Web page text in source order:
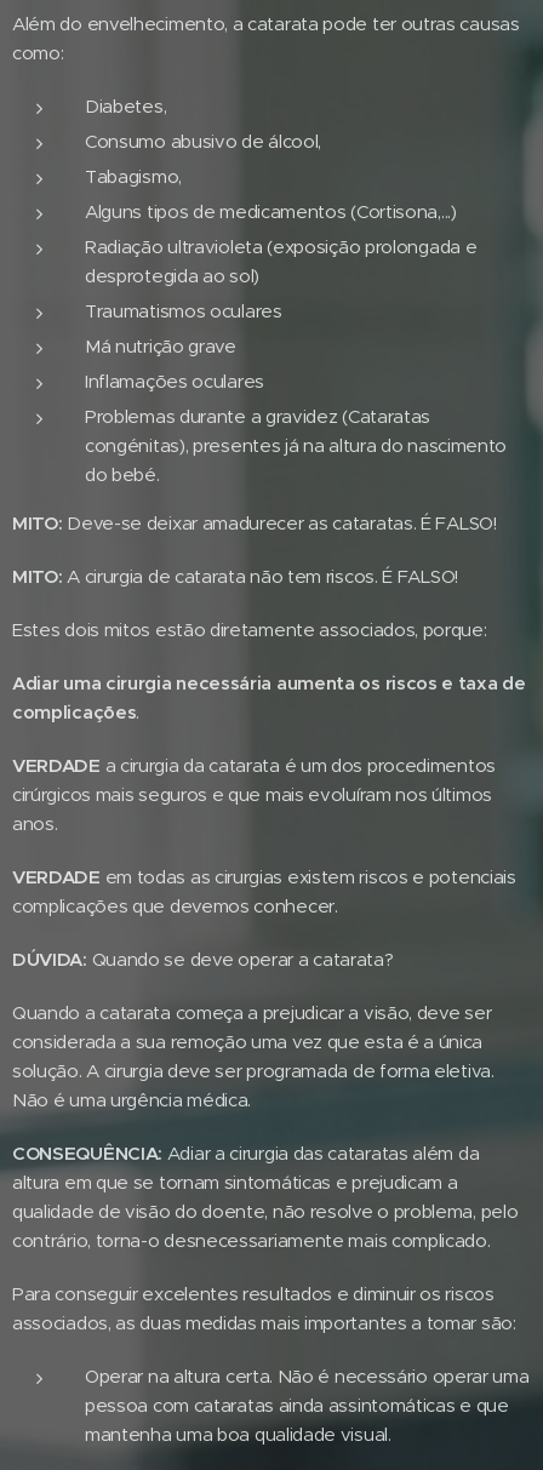
Além do envelhecimento, a catarata pode ter outras causas
como:
Diabetes,
Consumo abusivo de álcool,
Tabagismo,
Alguns tipos de medicamentos (Cortisona,...)
Radiação ultravioleta (exposição prolongada e
desprotegida ao sol)
Traumatismos oculares
Má nutrição grave
Inflamações oculares
Problemas durante a gravidez (Cataratas
congénitas), presentes já na altura do nascimento
do bebé.
MITO: Deve-se deixar amadurecer as cataratas. É FALSO!
MITO:A cirurgia de catarata não tem riscos. É FALSO!
Estes dois mitos estão diretamente associados, porque:
Adiar uma cirurgia necessária aumenta os riscos e taxa de
complicações.
VERDADE a cirurgia da catarata é um dos procedimentos
cirúrgicos mais seguros e que mais evoluíram nos últimos
anos.
VERDADE em todas as cirurgias existem riscos e potenciais
complicações que devemos conhecer.
DÚVIDA: Quando se deve operar a catarata?
Quando a catarata começa a prejudicar a visão, deve ser
considerada a sua remoção uma vez que esta é a única
solução. A cirurgia deve ser programada de forma eletiva.
Não é uma urgência médica.
CONSEQUÊNCIA: Adiar a cirurgia das cataratas além da
altura em que se tornam sintomáticas e prejudicam a
qualidade de visão do doente, não resolve o problema, pelo
contrário, torna-o desnecessariamente mais complicado.
Para conseguir excelentes resultados e diminuir os riscos
associados, as duas medidas mais importantes a tomar são:
Operar na altura certa. Não é necessário operar uma
pessoa com cataratas ainda assintomáticas e que
mantenha uma boa qualidade visual.